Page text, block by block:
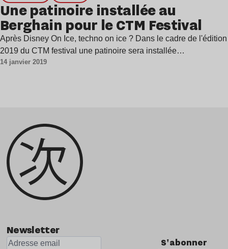
Une patinoire installée au
Berghain pour le CTM Festival
Après Disney On Ice, techno on ice ? Dans le cadre de l'édition
2019 du CTM festival une patinoire sera installée…
14 janvier 2019
Newsletter
S'abonner